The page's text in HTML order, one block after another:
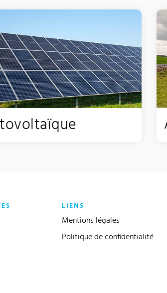
LIENS
Mentions légales
Politique de confidentialité